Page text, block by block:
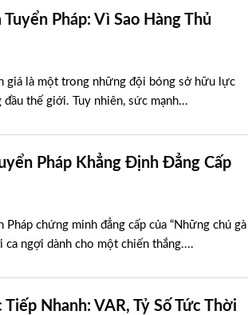
Pháp: Vì Sao Hàng Thủ
giá là một trong những đội bóng sở hữu lực
đầu thế giới. Tuy nhiên, sức mạnh...
Pháp Khẳng Định Đẳng Cấp
chứng minh đẳng cấp của “Những chú gà
ngợi dành cho một chiến thắng....
Nhanh: VAR, Tỷ Số Tức Thời